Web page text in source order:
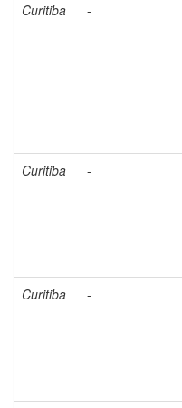
Curitiba -
Curitiba -
Curitiba -